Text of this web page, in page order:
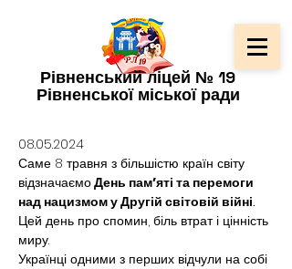
Рівненський ліцей № 19
Рівненської міської ради
08.05.2024
Саме 8 травня з більшістю країн світу
відзначаємо День памʼяті та перемоги
над нацизмом у Другій світовій війні.
Цей день про спомин, біль втрат і цінність
миру.
Українці одними з перших відчули на собі